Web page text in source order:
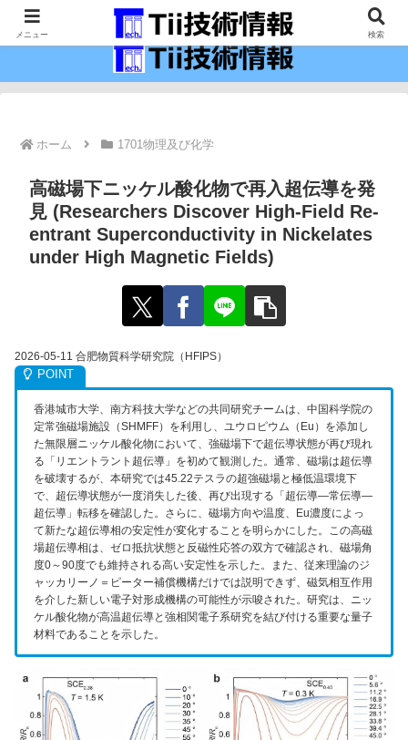
最新の科学技術の情報インフラ。
ホーム 1701物理及び化学
高磁場下ニッケル酸化物で再入超伝導を発
見 (Researchers Discover High-Field Re-
entrant Superconductivity in Nickelates
under High Magnetic Fields)
2026-05-11 合肥物質科学研究院（HFIPS）
香港城市大学、南方科技大学などの共同研究チームは、中国科学院の
定常強磁場施設（SHMFF）を利用し、ユウロピウム（Eu）を添加し
た無限層ニッケル酸化物において、強磁場下で超伝導状態が再び現れ
る「リエントラント超伝導」を初めて観測した。通常、磁場は超伝導
を破壊するが、本研究では45.22テスラの超強磁場と極低温環境下
で、超伝導状態が一度消失した後、再び出現する「超伝導―常伝導―
超伝導」転移を確認した。さらに、磁場方向や温度、Eu濃度によっ
て新たな超伝導相の安定性が変化することを明らかにした。この高磁
場超伝導相は、ゼロ抵抗状態と反磁性応答の双方で確認され、磁場角
度0～90度でも維持される高い安定性を示した。また、従来理論のジ
ャッカリーノ＝ピーター補償機構だけでは説明できず、磁気相互作用
を介した新しい電子対形成機構の可能性が示唆された。研究は、ニッ
ケル酸化物が高温超伝導と強相関電子系研究を結び付ける重要な量子
材料であることを示した。
メニュー 検索